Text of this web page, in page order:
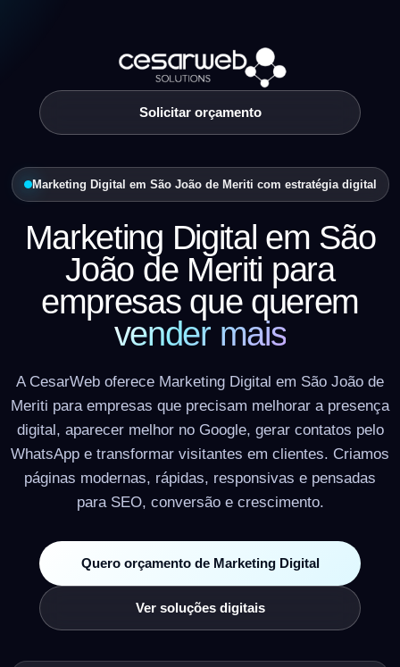
Solicitar orçamento
Marketing Digital em São João de Meriti com estratégia digital
Marketing Digital em São
João de Meriti para
empresas que querem
vender mais
A CesarWeb oferece Marketing Digital em São João de
Meriti para empresas que precisam melhorar a presença
digital, aparecer melhor no Google, gerar contatos pelo
WhatsApp e transformar visitantes em clientes. Criamos
páginas modernas, rápidas, responsivas e pensadas
para SEO, conversão e crescimento.
Quero orçamento de Marketing Digital
Ver soluções digitais